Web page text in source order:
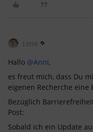
Lena
Hallo @Anni,
es freut mich, dass Du
eigenen Recherche
Bezüglich
Post:
Sobald ich ein Update